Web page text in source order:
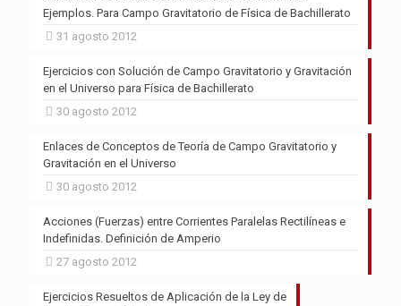
Ejemplos. Para Campo Gravitatorio de Física de Bachillerato
31 agosto 2012
Ejercicios con Solución de Campo Gravitatorio y Gravitación
en el Universo para Física de Bachillerato
30 agosto 2012
Enlaces de Conceptos de Teoría de Campo Gravitatorio y
Gravitación en el Universo
30 agosto 2012
Acciones (Fuerzas) entre Corrientes Paralelas Rectilíneas e
Indefinidas. Definición de Amperio
27 agosto 2012
Ejercicios Resueltos de Aplicación de la Ley de